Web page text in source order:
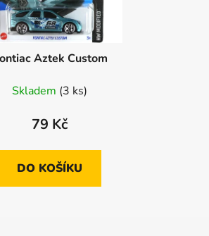
Aztek Custom
Skladem (3 ks)
79 Kč
DO KOŠÍKU